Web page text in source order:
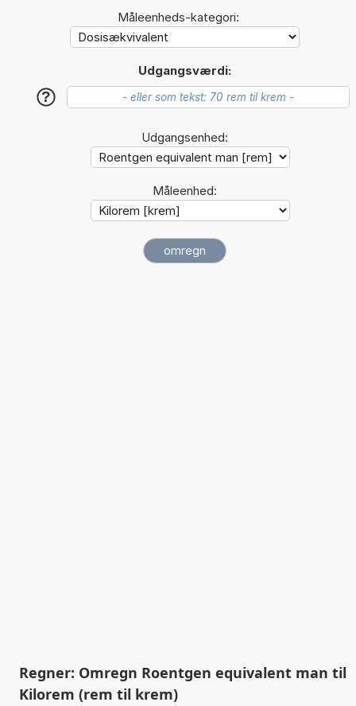
Måleenheds-kategori:
Udgangsværdi:
?
Udgangsenhed:
Måleenhed:
Regner: Omregn Roentgen equivalent man til
Kilorem (rem til krem)